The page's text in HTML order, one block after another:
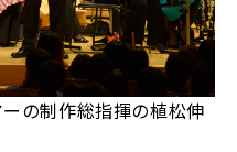
の制作総指揮の植松伸